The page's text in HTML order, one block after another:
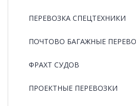
ПЕРЕВОЗКА СПЕЦТЕХНИКИ
ПОЧТОВО БАГАЖНЫЕ
ФРАХТ СУДОВ
ПРОЕКТНЫЕ ПЕРЕВОЗКИ